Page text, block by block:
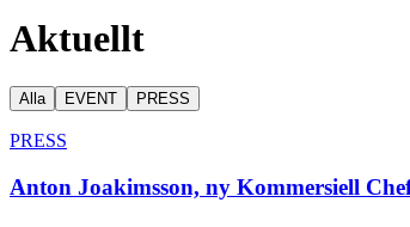
Aktu­ellt
Alla EVENT PRESS
PRESS
Anton Joakimsson, ny Kommersiell